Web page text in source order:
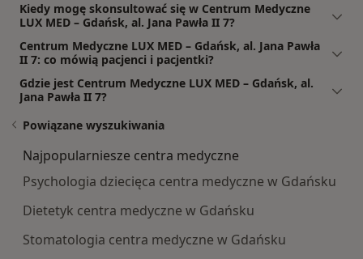
Kiedy mogę skonsultować się w Centrum Medyczne
LUX MED – Gdańsk, al. Jana Pawła II 7?
Centrum Medyczne LUX MED – Gdańsk, al. Jana Pawła
II 7: co mówią pacjenci i pacjentki?
Gdzie jest Centrum Medyczne LUX MED – Gdańsk, al.
Jana Pawła II 7?
Powiązane wyszukiwania
Najpopularniesze centra medyczne
Psychologia dziecięca centra medyczne w Gdańsku
Dietetyk centra medyczne w Gdańsku
Stomatologia centra medyczne w Gdańsku